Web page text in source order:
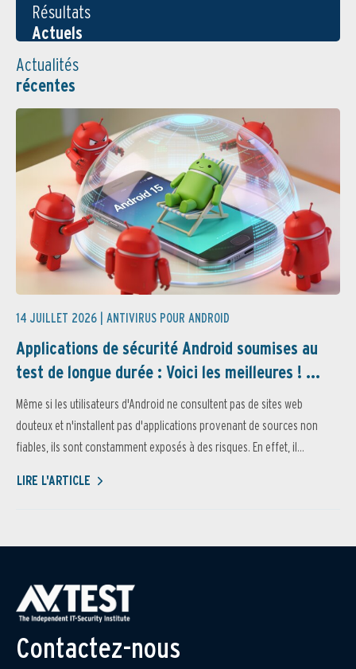
Résultats
Actuels
Actualités
récentes
14 JUILLET 2026 | ANTIVIRUS POUR ANDROID
Applications de sécurité Android soumises au
test de longue durée : Voici les meilleures ! ...
Même si les utilisateurs d'Android ne consultent pas de sites web
douteux et n'installent pas d'applications provenant de sources non
fiables, ils sont constamment exposés à des risques. En effet, il...
LIRE L'ARTICLE
Contactez-nous